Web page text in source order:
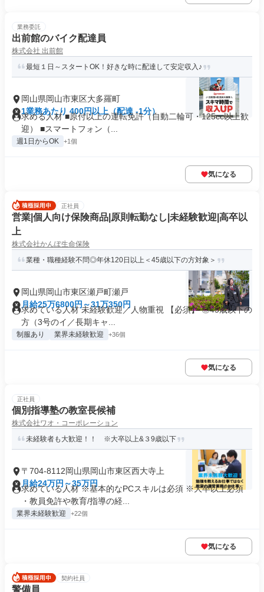
業務委託
出前館のバイク配達員
株式会社 出前館
最短１日～スタートOK！好きな時に配達して安定収入♪
岡山県岡山市東区大多羅町
1業務あたり 400円以上（配達 -1分）
求める人材 ■原付以上の運転免許（自動二輪可・125cc以上歓
迎） ■スマートフォン（...
週1日からOK +1個
気になる
正社員
営業|個人向け保険商品|原則転勤なし|未経験歓迎|高卒以
上
株式会社かんぽ生命保険
業種・職種経験不問◎年休120日以上＜45歳以下の方対象＞
岡山県岡山市東区瀬戸町瀬戸
月給25万6800円～31万350円
求めている人材 未経験歓迎／人物重視 【必須】 ◎45歳以下の
方（3号のイ／長期キャ...
制服あり 業界未経験歓迎 +36個
気になる
正社員
個別指導塾の教室長候補
株式会社ワオ・コーポレーション
未経験者も大歓迎！！ ※大卒以上&３9歳以下
〒704-8112岡山県岡山市東区西大寺上
月給24万円～35万円
求めている人材 ※基本的なPCスキルは必須 ※大卒以上必須
・教員免許や教育/指導の経...
業界未経験歓迎 +22個
気になる
契約社員
警備員